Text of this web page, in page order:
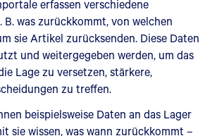
erfassen verschiedene
B. was zurückkommt, von welchen
sie Artikel zurücksenden. Diese Daten
und weitergegeben werden, um das
Lage zu versetzen, stärkere,
zu treffen.
beispielsweise Daten an das Lager
sie wissen, was wann zurückkommt –